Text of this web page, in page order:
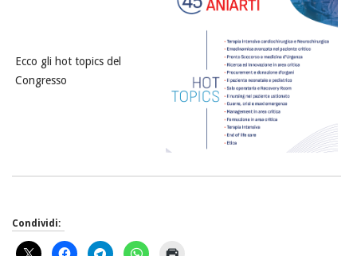
Ecco gli hot topics del
Congresso
Condividi: